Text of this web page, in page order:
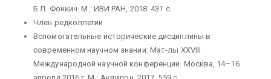
Б.Л. Фонкич. М.: ИВИ РАН, 2018. 431 c.
Член редколлегии
Вспомогательные исторические дисциплины в
современном научном знании: Мат-лы XXVIII
Международной научной конференции. Москва, 14–16